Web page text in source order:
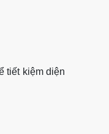
tiết kiệm diện